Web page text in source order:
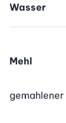
Wasser
Mehl
gemahlener